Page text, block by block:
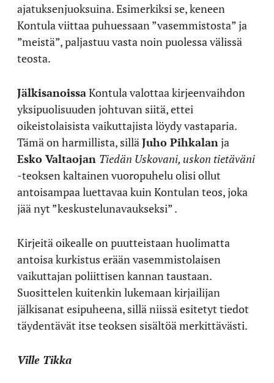
ajatuksenjuoksuina. Esimerkiksi se, keneen
Kontula viittaa puhuessaan ”vasemmistosta” ja
”meistä”, paljastuu vasta noin puolessa välissä
teosta.
JälkisanoissaKontula valottaa kirjeenvaihdon
yksipuolisuuden johtuvan siitä, ettei
oikeistolaisista vaikuttajista löydy vastaparia.
Tämä on harmillista, sillä Juho Pihkalan ja
Esko Valtaojan Tiedän Uskovani, uskon tietäväni
-teoksen kaltainen vuoropuhelu olisi ollut
antoisampaa luettavaa kuin Kontulan teos, joka
jää nyt ”keskustelunavaukseksi” .
Kirjeitä oikealle on puutteistaan huolimatta
antoisa kurkistus erään vasemmistolaisen
vaikuttajan poliittisen kannan taustaan.
Suosittelen kuitenkin lukemaan kirjailijan
jälkisanat esipuheena, sillä niissä esitetyt tiedot
täydentävät itse teoksen sisältöä merkittävästi.
Ville Tikka